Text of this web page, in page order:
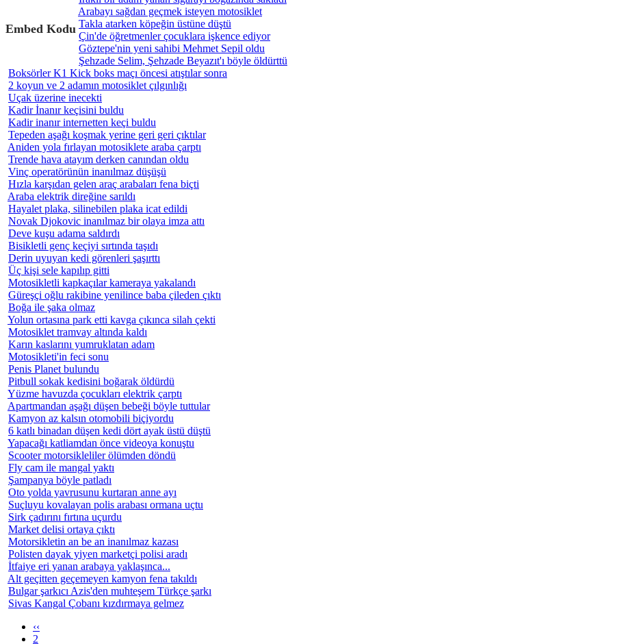
Embed Kodu
Arabayı sağdan geçmek isteyen motosiklet
Takla atarken köpeğin üstüne düştü
Çin'de öğretmenler çocuklara işkence ediyor
Göztepe'nin yeni sahibi Mehmet Sepil oldu
Şehzade Selim, Şehzade Beyazıt'ı böyle öldürttü
Boksörler K1 Kick boks maçı öncesi atıştılar sonra
2 koyun ve 2 adamın motosiklet çılgınlığı
Uçak üzerine inecekti
Kadir İnanır keçisini buldu
Kadir inanır internetten keçi buldu
Tepeden aşağı koşmak yerine geri geri çıktılar
Aniden yola fırlayan motosiklete araba çarptı
Trende hava atayım derken canından oldu
Vinç operatörünün inanılmaz düşüşü
Hızla karşıdan gelen araç arabaları fena biçti
Araba elektrik direğine sarıldı
Hayalet plaka, silinebilen plaka icat edildi
Novak Djokovic inanılmaz bir olaya imza attı
Deve kuşu adama saldırdı
Bisikletli genç keçiyi sırtında taşıdı
Derin uyuyan kedi görenleri şaşırttı
Üç kişi sele kapılıp gitti
Motosikletli kapkaçılar kameraya yakalandı
Güreşçi oğlu rakibine yenilince baba çileden çıktı
Boğa ile şaka olmaz
Yolun ortasına park etti kavga çıkınca silah çekti
Motosiklet tramvay altında kaldı
Karın kaslarını yumruklatan adam
Motosikleti'in feci sonu
Penis Planet bulundu
Pitbull sokak kedisini boğarak öldürdü
Yüzme havuzda çocukları elektrik çarptı
Apartmandan aşağı düşen bebeği böyle tuttular
Kamyon az kalsın otomobili biçiyordu
6 katlı binadan düşen kedi dört ayak üstü düştü
Yapacağı katliamdan önce videoya konuştu
Scooter motorsikleliler ölümden döndü
Fly cam ile mangal yaktı
Şampanya böyle patladı
Oto yolda yavrusunu kurtaran anne ayı
Suçluyu kovalayan polis arabası ormana uçtu
Sirk çadırını fırtına uçurdu
Market delisi ortaya çıktı
Motorsikletin an be an inanılmaz kazası
Polisten dayak yiyen marketçi polisi aradı
İtfaiye eri yanan arabaya yaklaşınca...
Alt geçitten geçemeyen kamyon fena takıldı
Bulgar şarkıcı Azis'den muhteşem Türkçe şarkı
Sivas Kangal Çobanı kızdırmaya gelmez
‹‹
2